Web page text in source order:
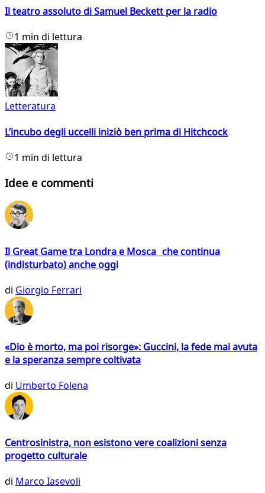
Il teatro assoluto di Samuel Beckett per la radio
1 min di lettura
Letteratura
L’incubo degli uccelli iniziò ben prima di Hitchcock
1 min di lettura
Idee e commenti
Il Great Game tra Londra e Mosca che continua
(indisturbato) anche oggi
di Giorgio Ferrari
«Dio è morto, ma poi risorge»: Guccini, la fede mai avuta
e la speranza sempre coltivata
di Umberto Folena
Centrosinistra, non esistono vere coalizioni senza
progetto culturale
di Marco Iasevoli